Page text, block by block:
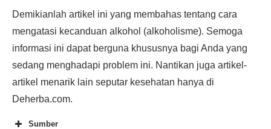
Demikianlah artikel ini yang membahas tentang cara
mengatasi kecanduan alkohol (alkoholisme). Semoga
informasi ini dapat berguna khususnya bagi Anda yang
sedang menghadapi problem ini. Nantikan juga artikel-
artikel menarik lain seputar kesehatan hanya di
Deherba.com.
Sumber